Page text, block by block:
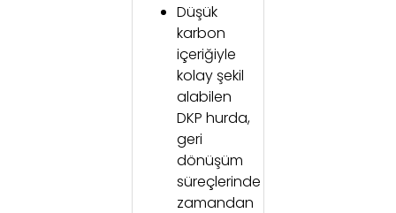
Düşük
karbon
içeriğiyle
kolay şekil
alabilen
DKP hurda,
geri
dönüşüm
süreçlerinde
zamandan